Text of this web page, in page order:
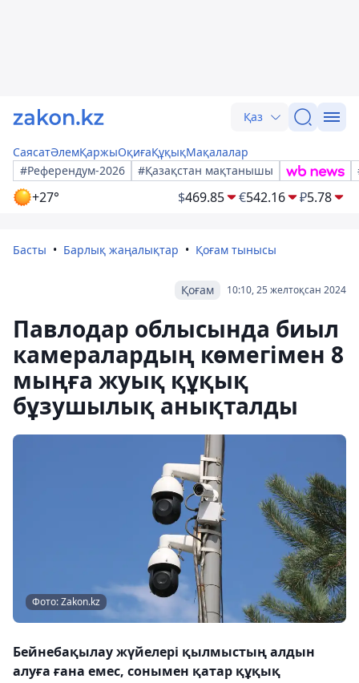
Қаз
СаясатӘлемҚаржыОқиғаҚұқықМақалалар
#Референдум-2026
#Қазақстан мақтанышы
+27° $469.85 €542.16 ₽5.78
Басты Барлық жаңалықтар Қоғам тынысы
10:10, 25 желтоқсан 2024
Қоғам
Павлодар облысында биыл
камералардың көмегімен 8
мыңға жуық құқық
бұзушылық анықталды
Фото: Zakon.kz
Бейнебақылау жүйелері қылмыстың алдын
алуға ғана емес, сонымен қатар құқық